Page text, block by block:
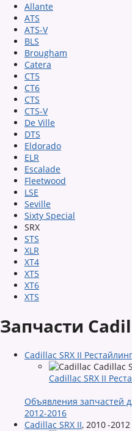
Allante
ATS
ATS-V
BLS
Brougham
Catera
CT5
CT6
CTS
CTS-V
De Ville
DTS
Eldorado
ELR
Escalade
Fleetwood
LSE
Seville
Sixty Special
SRX
STS
XLR
XT4
XT5
XT6
XTS
Запчасти
Cadillac SRX II Рестайлинг
Cadillac SRX II
Объявления запчастей
2012-2016
Cadillac SRX II, 2010 -2012